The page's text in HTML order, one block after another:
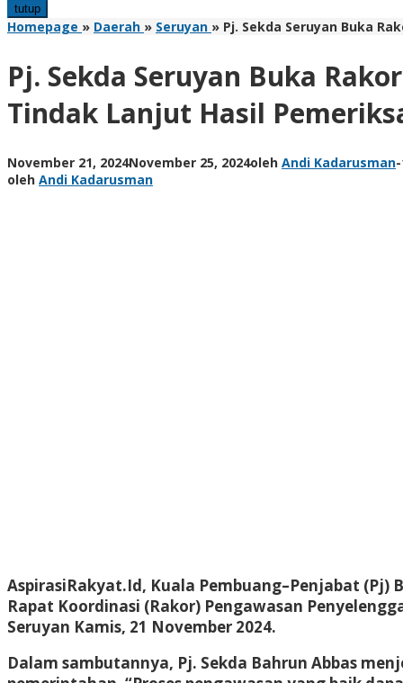
tutup
Homepage » Daerah » Seruyan » Pj. Sekda Seruyan Buka
Pj. Sekda Seruyan Buka
Tindak Lanjut Hasil
November 21, 2024November 25, 2024oleh Andi Kadarusman-
oleh Andi Kadarusman
AspirasiRakyat.Id, Kuala Pembuang–Penjabat (Pj)
Rapat Koordinasi (Rakor) Pengawasan
Seruyan Kamis, 21 November 2024.
Dalam sambutannya, Pj. Sekda Bahrun Abbas